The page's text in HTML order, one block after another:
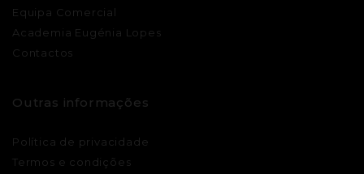
Equipa Comercial
Academia Eugénia Lopes
Contactos
Outras informações
Política de privacidade
Termos e condições